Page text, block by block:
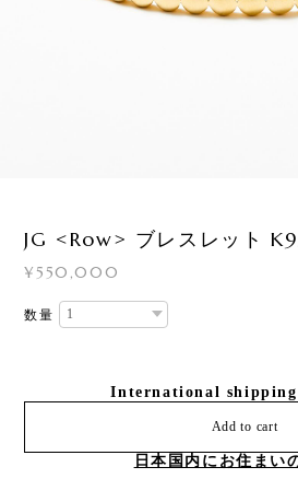
JG <Row> ブレスレット
¥550,000
数量
International
Add to cart
日本国内にお住まい